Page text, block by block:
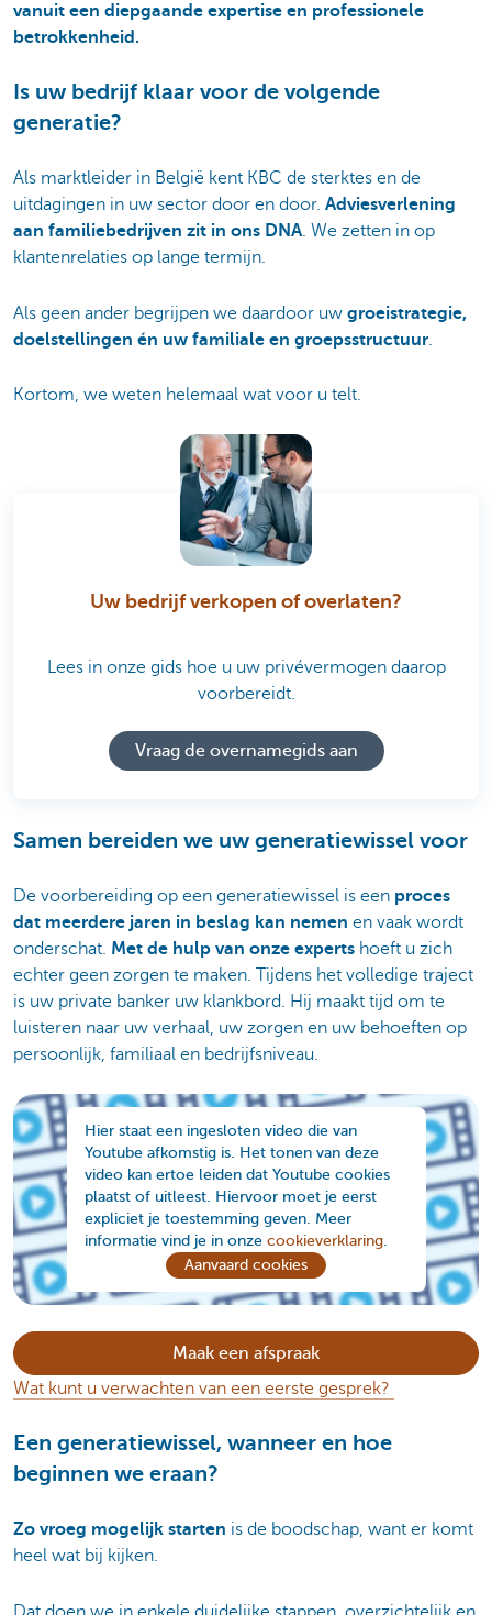
vanuit een diepgaande expertise en professionele
betrokkenheid.
Is uw bedrijf klaar voor de volgende
generatie?
Als marktleider in België kent KBC de sterktes en de
uitdagingen in uw sector door en door. Adviesverlening
aan familiebedrijven zit in ons DNA. We zetten in op
klantenrelaties op lange termijn.
Als geen ander begrijpen we daardoor uw groeistrategie,
doelstellingen én uw familiale en groepsstructuur.
Kortom, we weten helemaal wat voor u telt.
Uw bedrijf verkopen of overlaten?
Lees in onze gids hoe u uw privévermogen daarop
voorbereidt.
Vraag de overnamegids aan
Samen bereiden we uw generatiewissel voor
De voorbereiding op een generatiewissel is een proces
dat meerdere jaren in beslag kan nemen en vaak wordt
onderschat. Met de hulp van onze experts hoeft u zich
echter geen zorgen te maken. Tijdens het volledige traject
is uw private banker uw klankbord. Hij maakt tijd om te
luisteren naar uw verhaal, uw zorgen en uw behoeften op
persoonlijk, familiaal en bedrijfsniveau.
Hier staat een ingesloten video die van
Youtube afkomstig is. Het tonen van deze
video kan ertoe leiden dat Youtube cookies
plaatst of uitleest. Hiervoor moet je eerst
expliciet je toestemming geven. Meer
informatie vind je in onze cookieverklaring.
Aanvaard cookies
Maak een afspraak
Wat kunt u verwachten van een eerste gesprek?
Een generatiewissel, wanneer en hoe
beginnen we eraan?
Zo vroeg mogelijk starten is de boodschap, want er komt
heel wat bij kijken.